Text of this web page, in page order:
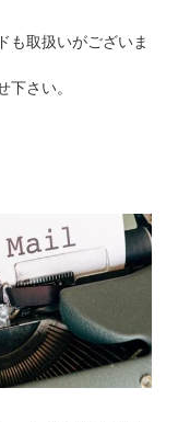
も取扱いがございま
下さい。